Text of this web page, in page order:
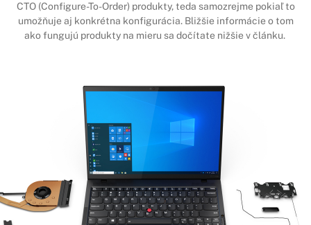
CTO (Configure-To-Order) produkty, teda samozrejme pokiaľ to
umožňuje aj konkrétna konfigurácia. Bližšie informácie o tom
ako fungujú produkty na mieru sa dočítate nižšie v článku.